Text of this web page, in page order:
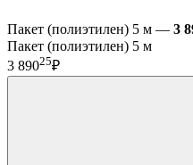
Пакет (полиэтилен) 5 м — 3
Пакет (полиэтилен) 5 м
3 89025₽